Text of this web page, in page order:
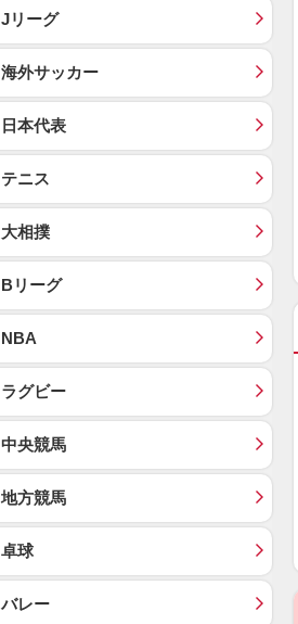
Jリーグ
海外サッカー
日本代表
テニス
大相撲
Bリーグ
NBA
ラグビー
中央競馬
地方競馬
卓球
バレー